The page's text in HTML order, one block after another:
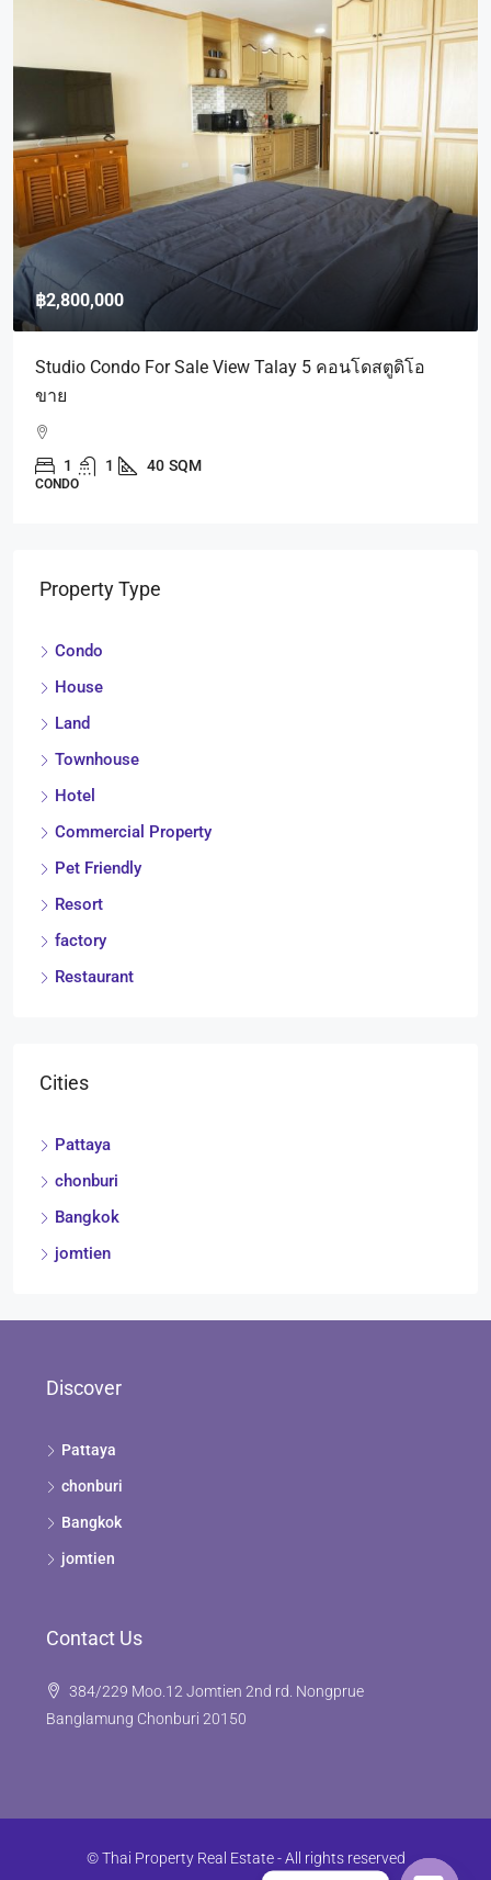
฿2,800,000
Studio Condo For Sale View Talay 5 คอนโดสตูดิโอ
ขาย
1 1 40 SQM
CONDO
Property Type
Condo
House
Land
Townhouse
Hotel
Commercial Property
Pet Friendly
Resort
factory
Restaurant
Cities
Pattaya
chonburi
Bangkok
jomtien
Discover
Pattaya
chonburi
Bangkok
jomtien
Contact Us
384/229 Moo.12 Jomtien 2nd rd. Nongprue
Banglamung Chonburi 20150
© Thai Property Real Estate - All rights reserved